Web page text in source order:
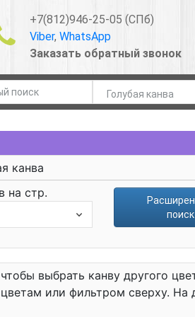
+7(812)946-25-05 (СПб)
Viber, WhatsApp
Заказать обратный звонок
канва
на стр.
поиск
выбрать канву другого
или фильтром сверху. На